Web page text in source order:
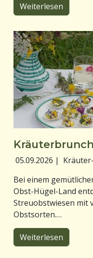
Weiterlesen
05.09.2026 |
Bei einem
Obst-Hügel-Land
Streuobstwiesen mit
Obstsorten.…
Weiterlesen